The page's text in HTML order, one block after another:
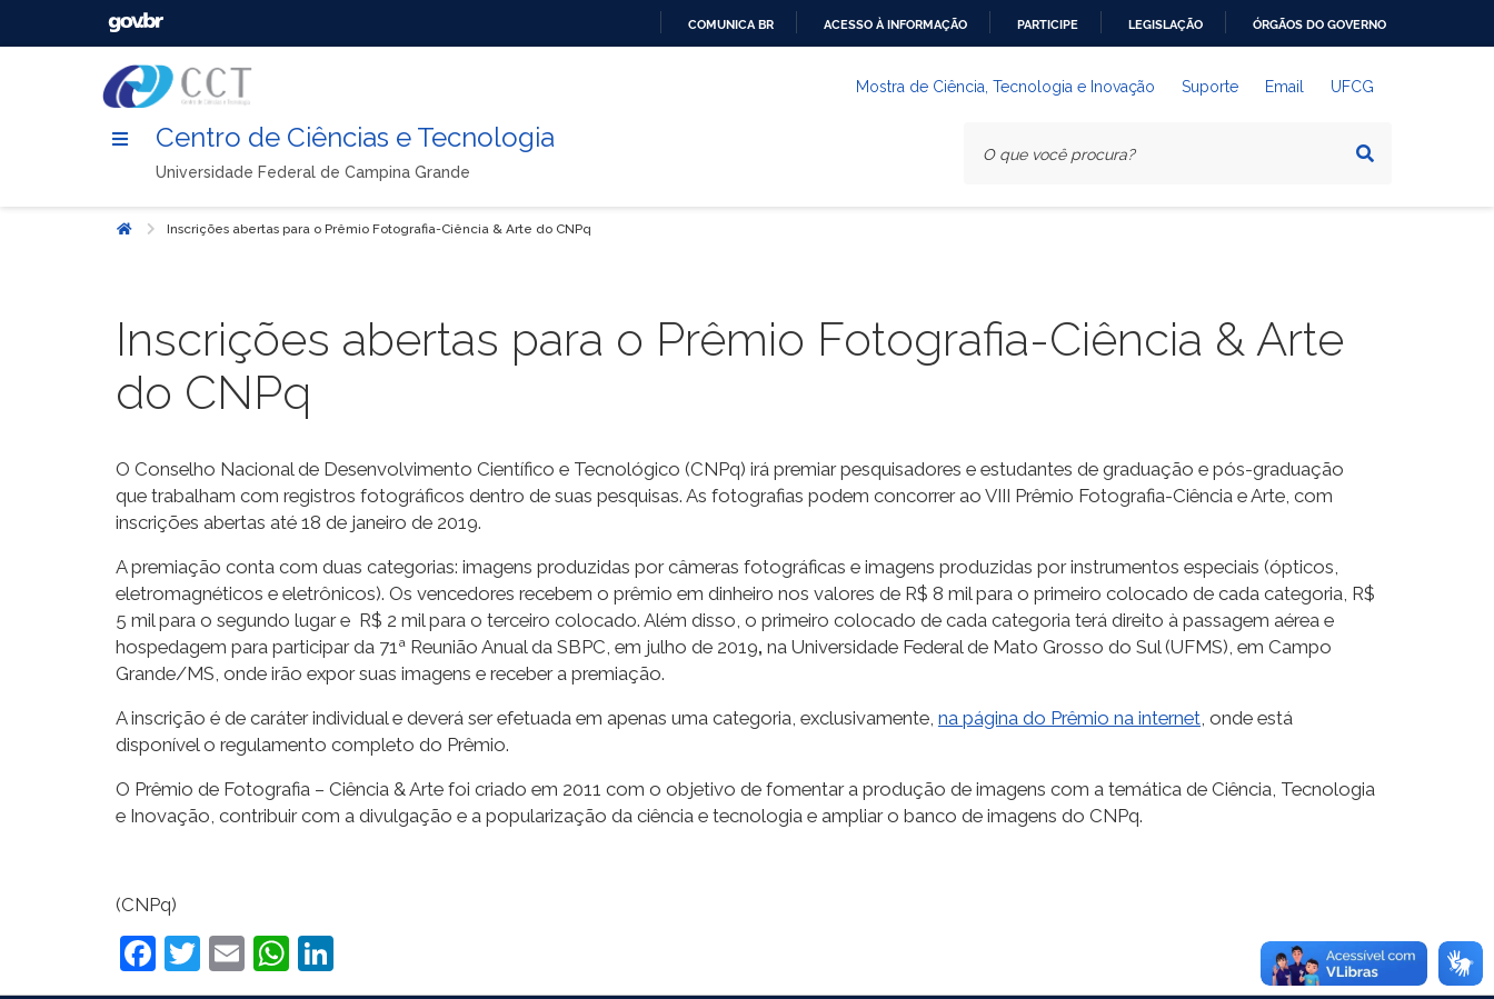
COMUNICA BR ACESSO À INFORMAÇÃO PARTICIPE LEGISLAÇÃO ÓRGÃOS DO GOVERNO
Mostra de Ciência, Tecnologia e Inovação Suporte Email UFCG
Centro de Ciências e Tecnologia
Universidade Federal de Campina Grande
Início Inscrições abertas para o Prêmio Fotografia-Ciência & Arte do CNPq
Inscrições abertas para o Prêmio Fotografia-Ciência & Arte
do CNPq
O Conselho Nacional de Desenvolvimento Científico e Tecnológico (CNPq) irá premiar pesquisadores e estudantes de graduação e pós-graduação
que trabalham com registros fotográficos dentro de suas pesquisas. As fotografias podem concorrer ao VIII Prêmio Fotografia-Ciência e Arte, com
inscrições abertas até 18 de janeiro de 2019.
A premiação conta com duas categorias: imagens produzidas por câmeras fotográficas e imagens produzidas por instrumentos especiais (ópticos,
eletromagnéticos e eletrônicos). Os vencedores recebem o prêmio em dinheiro nos valores de R$ 8 mil para o primeiro colocado de cada categoria, R$
5 mil para o segundo lugar e R$ 2 mil para o terceiro colocado. Além disso, o primeiro colocado de cada categoria terá direito à passagem aérea e
hospedagem para participar da 71ª Reunião Anual da SBPC, em julho de 2019, na Universidade Federal de Mato Grosso do Sul (UFMS), em Campo
Grande/MS, onde irão expor suas imagens e receber a premiação.
A inscrição é de caráter individual e deverá ser efetuada em apenas uma categoria, exclusivamente, na página do Prêmio na internet , onde está
disponível o regulamento completo do Prêmio.
O Prêmio de Fotografia – Ciência & Arte foi criado em 2011 com o objetivo de fomentar a produção de imagens com a temática de Ciência, Tecnologia
e Inovação, contribuir com a divulgação e a popularização da ciência e tecnologia e ampliar o banco de imagens do CNPq.
(CNPq)
Facebook
Twitter
EmailWhatsApp